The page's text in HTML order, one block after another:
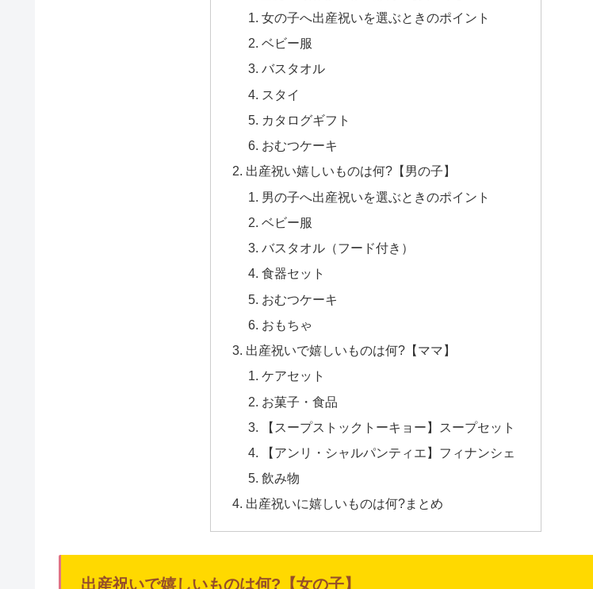
女の子へ出産祝いを選ぶときのポイント
ベビー服
バスタオル
スタイ
カタログギフト
おむつケーキ
出産祝い嬉しいものは何?【男の子】
男の子へ出産祝いを選ぶときのポイント
ベビー服
バスタオル（フード付き）
食器セット
おむつケーキ
おもちゃ
出産祝いで嬉しいものは何?【ママ】
ケアセット
お菓子・食品
【スープストックトーキョー】スープセット
【アンリ・シャルパンティエ】フィナンシェ
飲み物
出産祝いに嬉しいものは何?まとめ
出産祝いで嬉しいものは何?【女の子】